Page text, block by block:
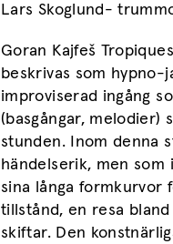
Lars Skoglund-
Goran Kajfeš
beskrivas som hypno-
improviserad ingång
(basgångar, melodier)
stunden. Inom denna
händelserik, men
sina långa formkurvor
tillstånd, en resa
skiftar. Den